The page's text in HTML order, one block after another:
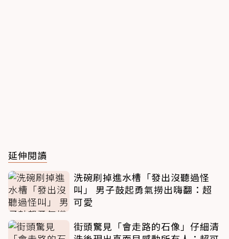
延伸閱讀
洗碗刷掉進水槽「發出沒聽過怪
叫」 男子鼓起勇氣撈出嗨翻：超
可愛
街頭驚見「會走路的石像」仔細清